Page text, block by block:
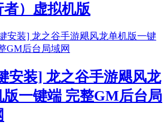
者）虚拟机版
安装] 龙之谷手游飓风龙
版一键端 完整GM后台局